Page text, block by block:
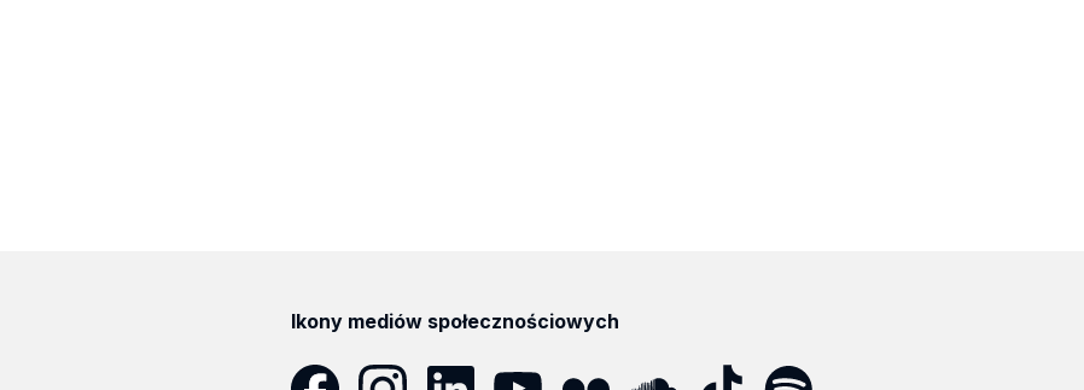
Ikony mediów społecznościowych